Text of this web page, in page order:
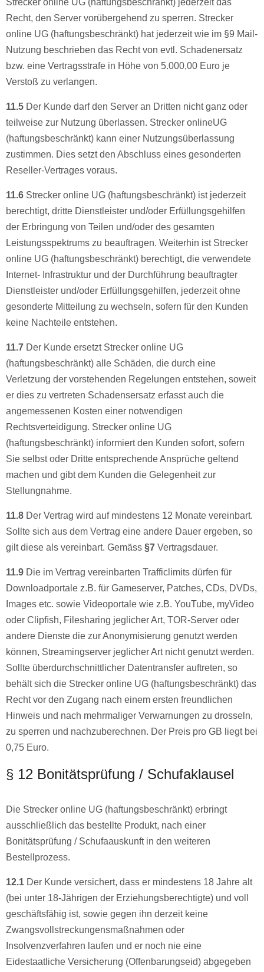
Strecker online UG (haftungsbeschränkt) jederzeit das
Recht, den Server vorübergehend zu sperren. Strecker
online UG (haftungsbeschränkt) hat jederzeit wie im §9 Mail-
Nutzung beschrieben das Recht von evtl. Schadenersatz
bzw. eine Vertragsstrafe in Höhe von 5.000,00 Euro je
Verstoß zu verlangen.
11.5 Der Kunde darf den Server an Dritten nicht ganz oder
teilweise zur Nutzung überlassen. Strecker onlineUG
(haftungsbeschränkt) kann einer Nutzungsüberlassung
zustimmen. Dies setzt den Abschluss eines gesonderten
Reseller-Vertrages voraus.
11.6 Strecker online UG (haftungsbeschränkt) ist jederzeit
berechtigt, dritte Dienstleister und/oder Erfüllungsgehilfen
der Erbringung von Teilen und/oder des gesamten
Leistungsspektrums zu beauftragen. Weiterhin ist Strecker
online UG (haftungsbeschränkt) berechtigt, die verwendete
Internet- Infrastruktur und der Durchführung beauftragter
Dienstleister und/oder Erfüllungsgehilfen, jederzeit ohne
gesonderte Mitteilung zu wechseln, sofern für den Kunden
keine Nachteile entstehen.
11.7 Der Kunde ersetzt Strecker online UG
(haftungsbeschränkt) alle Schäden, die durch eine
Verletzung der vorstehenden Regelungen entstehen, soweit
er dies zu vertreten Schadensersatz erfasst auch die
angemessenen Kosten einer notwendigen
Rechtsverteidigung. Strecker online UG
(haftungsbeschränkt) informiert den Kunden sofort, sofern
Sie selbst oder Dritte entsprechende Ansprüche geltend
machen und gibt dem Kunden die Gelegenheit zur
Stellungnahme.
11.8 Der Vertrag wird auf mindestens 12 Monate vereinbart.
Sollte sich aus dem Vertrag eine andere Dauer ergeben, so
gilt diese als vereinbart. Gemäss §7 Vertragsdauer.
11.9 Die im Vertrag vereinbarten Trafficlimits dürfen für
Downloadportale z.B. für Gameserver, Patches, CDs, DVDs,
Images etc. sowie Videoportale wie z.B. YouTube, myVideo
oder Clipﬁsh, Filesharing jeglicher Art, TOR-Server oder
andere Dienste die zur Anonymisierung genutzt werden
können, Streamingserver jeglicher Art nicht genutzt werden.
Sollte überdurchschnittlicher Datentransfer auftreten, so
behält sich die Strecker online UG (haftungsbeschränkt) das
Recht vor den Zugang nach einem ersten freundlichen
Hinweis und nach mehrmaliger Verwarnungen zu drosseln,
zu sperren und nachzuberechnen. Der Preis pro GB liegt bei
0,75 Euro.
§ 12 Bonitätsprüfung / Schufaklausel
Die Strecker online UG (haftungsbeschränkt) erbringt
ausschließlich das bestellte Produkt, nach einer
Bonitätsprüfung / Schufaauskunft in den weiteren
Bestellprozess.
12.1 Der Kunde versichert, dass er mindestens 18 Jahre alt
(bei unter 18-Jährigen der Erziehungsberechtigte) und voll
geschäftsfähig ist, sowie gegen ihn derzeit keine
Zwangsvollstreckungensmaßnahmen oder
Insolvenzverfahren laufen und er noch nie eine
Eidestaatliche Versicherung (Offenbarungseid) abgegeben